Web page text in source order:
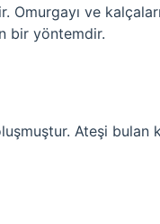
Omurgayı ve
bir yöntemdir.
Ateşi bulan